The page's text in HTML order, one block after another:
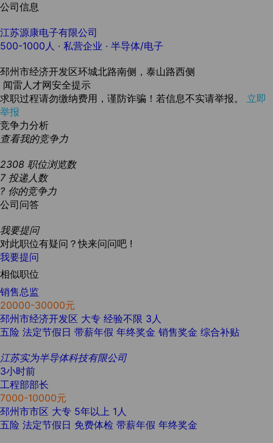
公司信息
江苏源康电子有限公司
500-1000人 · 私营企业 · 半导体/电子
邳州市经济开发区环城北路南侧，泰山路西侧
闻雷人才网安全提示
求职过程请勿缴纳费用，谨防诈骗！若信息不实请举报。 立即
举报
竞争力分析
查看我的竞争力
2308 职位浏览数
7 投递人数
? 你的竞争力
公司问答
我要提问
对此职位有疑问？快来问问吧 !
我要提问
相似职位
销售总监
20000-30000元
邳州市经济开发区 大专 经验不限 3人
五险 法定节假日 带薪年假 年终奖金 销售奖金 综合补贴
江苏实为半导体科技有限公司
3小时前
工程部部长
7000-10000元
邳州市市区 大专 5年以上 1人
五险 法定节假日 免费体检 带薪年假 年终奖金